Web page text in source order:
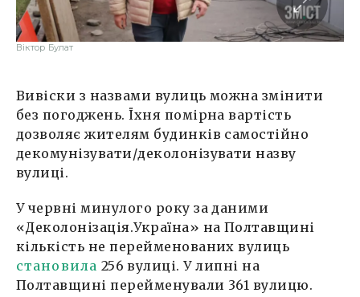
Віктор Булат
Вивіски з назвами вулиць можна змінити
без погоджень. Їхня помірна вартість
дозволяє жителям будинків самостійно
декомунізувати/деколонізувати назву
вулиці.
У червні минулого року за даними
«Деколонізація.Україна» на Полтавщині
кількість не перейменованих вулиць
становила 256 вулиці. У липні на
Полтавщині перейменували 361 вулицю.